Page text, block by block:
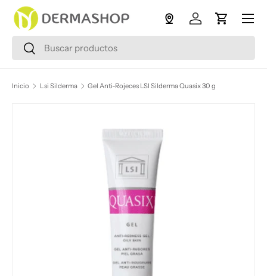
Ir al contenido
Buscar
Buscar
Iniciar sesión
Carrito
Menú
Inicio Lsi Silderma Gel Anti-Rojeces LSI Silderma Quasix 30 g